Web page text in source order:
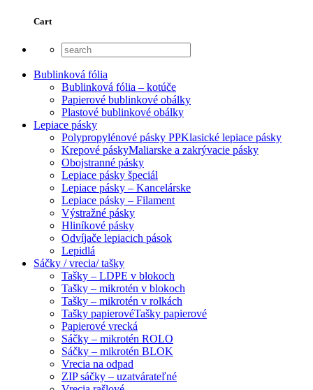
Cart
Bublinková fólia
Bublinková fólia – kotúče
Papierové bublinkové obálky
Plastové bublinkové obálky
Lepiace pásky
Polypropylénové pásky PPKlasické lepiace pásky
Krepové páskyMaliarske a zakrývacie pásky
Obojstranné pásky
Lepiace pásky špeciál
Lepiace pásky – Kancelárske
Lepiace pásky – Filament
Výstražné pásky
Hliníkové pásky
Odvíjače lepiacich pások
Lepidlá
Sáčky / vrecia/ tašky
Tašky – LDPE v blokoch
Tašky – mikrotén v blokoch
Tašky – mikrotén v rolkách
Tašky papierovéTašky papierové
Papierové vrecká
Sáčky – mikrotén ROLO
Sáčky – mikrotén BLOK
Vrecia na odpad
ZIP sáčky – uzatvárateľné